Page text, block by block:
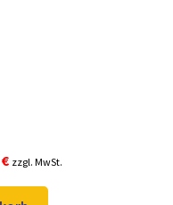
€Aktueller
Preis
zzgl. MwSt.